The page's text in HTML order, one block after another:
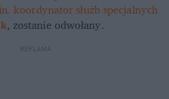
, zostanie odwołany.
REKLAMA